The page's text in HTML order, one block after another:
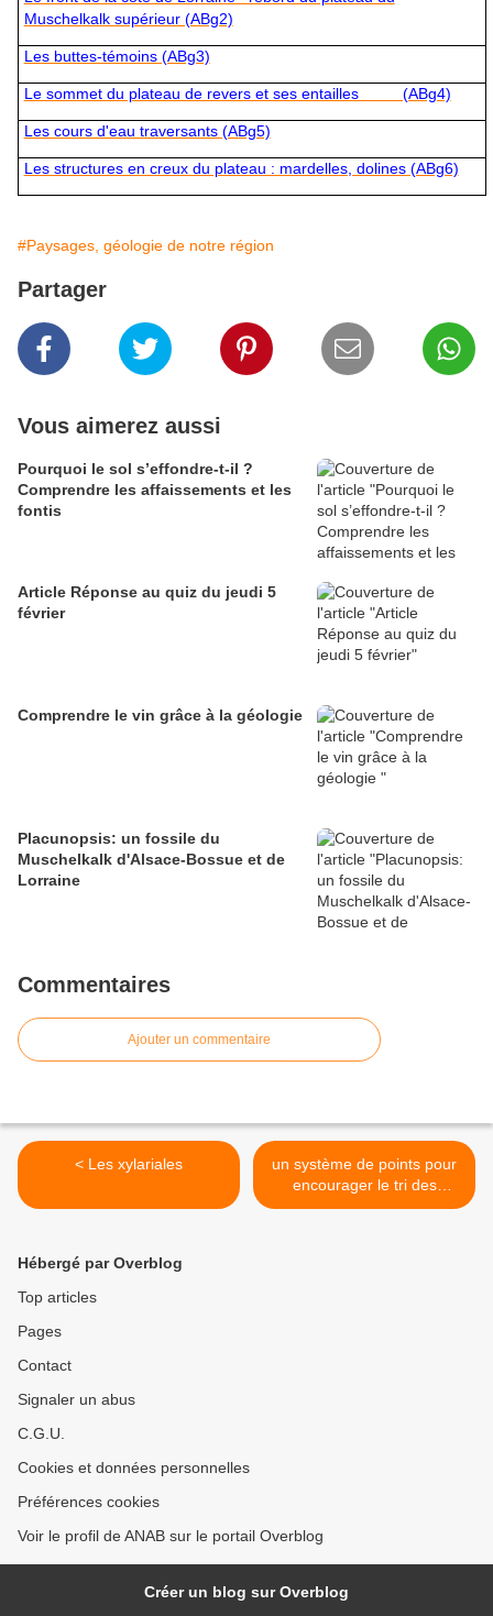
Muschelkalk supérieur (ABg2)
Les buttes-témoins (ABg3)
Le sommet du plateau de revers et ses entailles (ABg4)
Les cours d'eau traversants (ABg5)
Les structures en creux du plateau : mardelles, dolines (ABg6)
#Paysages, géologie de notre région
Partager
Vous aimerez aussi
Pourquoi le sol s’effondre-t-il ?
Comprendre les affaissements et les
fontis
Article Réponse au quiz du jeudi 5
février
Comprendre le vin grâce à la géologie
Placunopsis: un fossile du
Muschelkalk d'Alsace-Bossue et de
Lorraine
Commentaires
Ajouter un commentaire
< Les xylariales
un système de points pour
encourager le tri des
déchets >
Hébergé par Overblog
Top articles
Pages
Contact
Signaler un abus
C.G.U.
Cookies et données personnelles
Préférences cookies
Voir le profil de ANAB sur le portail Overblog
Créer un blog sur Overblog